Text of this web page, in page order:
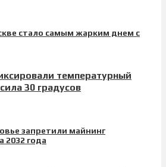
температурный
30 градусов